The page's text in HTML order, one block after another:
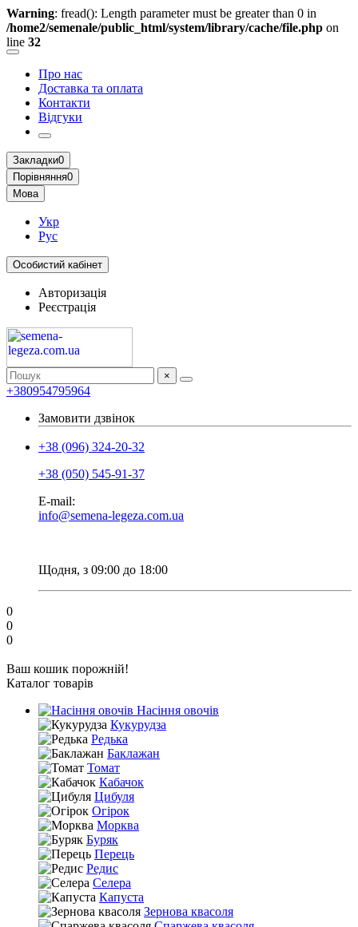
Warning: fread(): Length parameter must be greater than 0 in
/home2/semenale/public_html/system/library/cache/file.php on
line 32
Про нас
Доставка та оплата
Контакти
Відгуки
Закладки0
Порівняння0
Мова
Укр
Рус
Особистий кабінет
Авторизація
Реєстрація
×
+380954795964
Замовити дзвінок
+38 (096) 324-20-32
+38 (050) 545-91-37
E-mail:
info@semena-legeza.com.ua
Щодня, з 09:00 до 18:00
0
0
0
Ваш кошик порожній!
Каталог товарів
Насіння овочів
Кукурудза
Редька
Баклажан
Томат
Кабачок
Цибуля
Огірок
Морква
Буряк
Перець
Редис
Селера
Капуста
Зернова квасоля